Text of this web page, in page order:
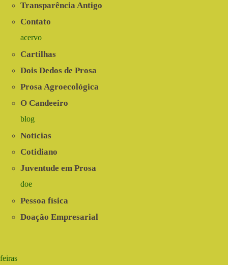
Transparência Antigo
Contato
acervo
Cartilhas
Dois Dedos de Prosa
Prosa Agroecológica
O Candeeiro
blog
Notícias
Cotidiano
Juventude em Prosa
doe
Pessoa física
Doação Empresarial
feiras